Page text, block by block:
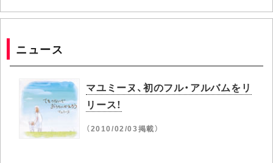
ニュース
マユミーヌ、初のフル・アルバムをリ
リース！
（2010/02/03掲載）